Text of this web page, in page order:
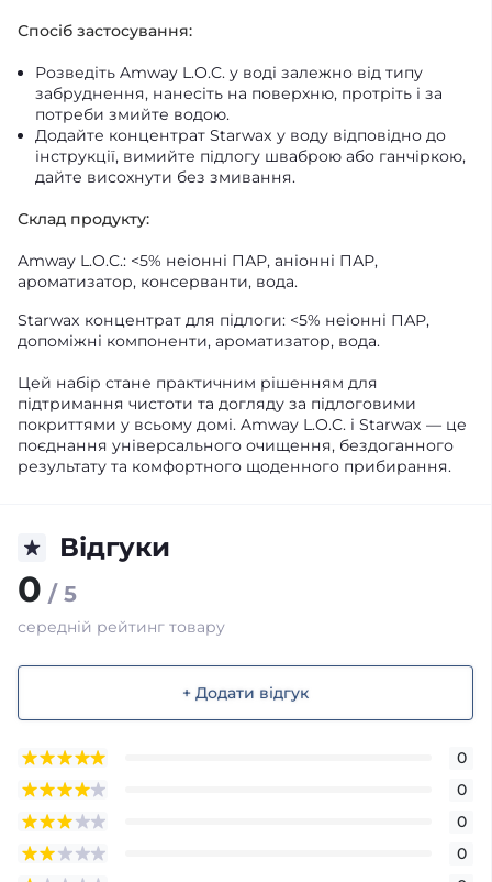
Спосіб застосування:
Розведіть Amway L.O.C. у воді залежно від типу
забруднення, нанесіть на поверхню, протріть і за
потреби змийте водою.
Додайте концентрат Starwax у воду відповідно до
інструкції, вимийте підлогу шваброю або ганчіркою,
дайте висохнути без змивання.
Склад продукту:
Amway L.O.C.: <5% неіонні ПАР, аніонні ПАР,
ароматизатор, консерванти, вода.
Starwax концентрат для підлоги: <5% неіонні ПАР,
допоміжні компоненти, ароматизатор, вода.
Цей набір стане практичним рішенням для
підтримання чистоти та догляду за підлоговими
покриттями у всьому домі. Amway L.O.C. і Starwax — це
поєднання універсального очищення, бездоганного
результату та комфортного щоденного прибирання.
Відгуки
0 / 5
середній рейтинг товару
+ Додати відгук
0
0
0
0